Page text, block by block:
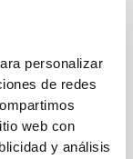
personalizar
de redes
web con
y análisis